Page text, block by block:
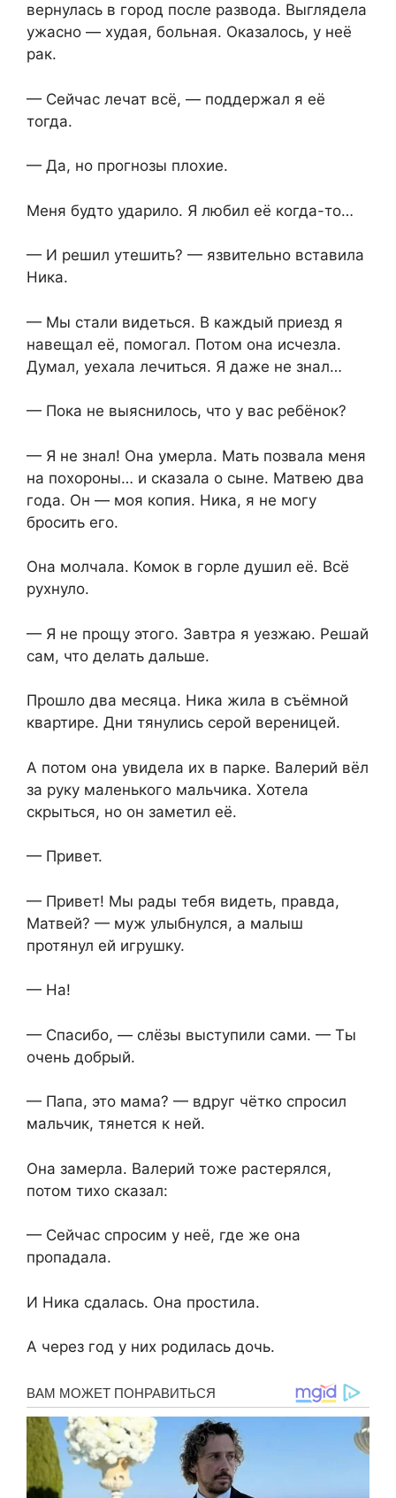
вернулась в город после развода. Выглядела
ужасно — худая, больная. Оказалось, у неё
рак.
— Сейчас лечат всё, — поддержал я её
тогда.
— Да, но прогнозы плохие.
Меня будто ударило. Я любил её когда-то…
— И решил утешить? — язвительно вставила
Ника.
— Мы стали видеться. В каждый приезд я
навещал её, помогал. Потом она исчезла.
Думал, уехала лечиться. Я даже не знал…
— Пока не выяснилось, что у вас ребёнок?
— Я не знал! Она умерла. Мать позвала меня
на похороны… и сказала о сыне. Матвею два
года. Он — моя копия. Ника, я не могу
бросить его.
Она молчала. Комок в горле душил её. Всё
рухнуло.
— Я не прощу этого. Завтра я уезжаю. Решай
сам, что делать дальше.
Прошло два месяца. Ника жила в съёмной
квартире. Дни тянулись серой вереницей.
А потом она увидела их в парке. Валерий вёл
за руку маленького мальчика. Хотела
скрыться, но он заметил её.
— Привет.
— Привет! Мы рады тебя видеть, правда,
Матвей? — муж улыбнулся, а малыш
протянул ей игрушку.
— На!
— Спасибо, — слёзы выступили сами. — Ты
очень добрый.
— Папа, это мама? — вдруг чётко спросил
мальчик, тянется к ней.
Она замерла. Валерий тоже растерялся,
потом тихо сказал:
— Сейчас спросим у неё, где же она
пропадала.
И Ника сдалась. Она простила.
А через год у них родилась дочь.